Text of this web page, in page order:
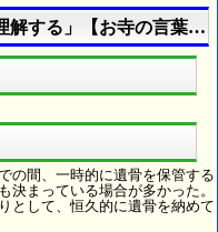
解する」【お寺の言葉を
の間、一時的に遺骨を保管する
決まっている場合が多かった。
として、恒久的に遺骨を納めて